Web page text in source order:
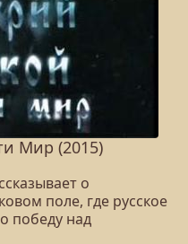
Мир (2015)
о
поле, где русское
победу над